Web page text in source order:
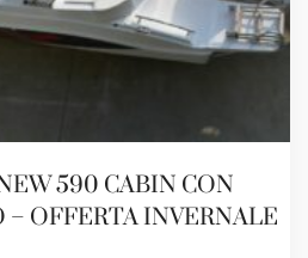
590 CABIN CON
– OFFERTA INVERNALE